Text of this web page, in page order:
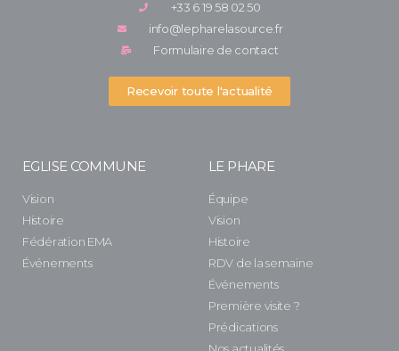
+33 6 19 58 02 50
info@lepharelasource.fr
Formulaire de contact
Recevoir toute l'actualité
EGLISE COMMUNE
Vision
Histoire
Fédération EMA
Événements
LE PHARE
Équipe
Vision
Histoire
RDV de la semaine
Événements
Première visite ?
Prédications